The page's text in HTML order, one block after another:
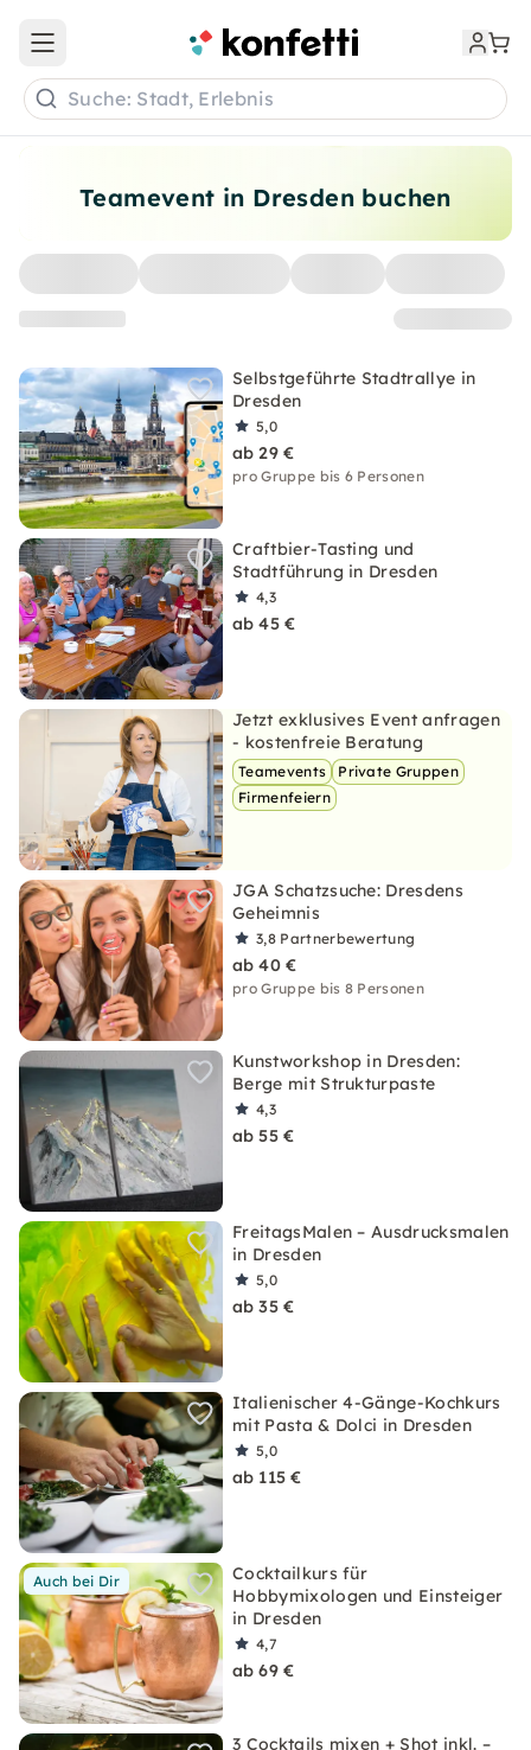
Teamevent in Dresden buchen
Selbstgeführte Stadtrallye in
Dresden
5,0
ab 29 €
pro Gruppe bis 6 Personen
Craftbier-Tasting und
Stadtführung in Dresden
4,3
ab 45 €
Jetzt exklusives Event anfragen
- kostenfreie Beratung
Teamevents
Private Gruppen
Firmenfeiern
JGA Schatzsuche: Dresdens
Geheimnis
3,8 Partnerbewertung
ab 40 €
pro Gruppe bis 8 Personen
Kunstworkshop in Dresden:
Berge mit Strukturpaste
4,3
ab 55 €
FreitagsMalen – Ausdrucksmalen
in Dresden
5,0
ab 35 €
Italienischer 4-Gänge-Kochkurs
mit Pasta & Dolci in Dresden
5,0
ab 115 €
Auch bei Dir
Cocktailkurs für
Hobbymixologen und Einsteiger
in Dresden
4,7
ab 69 €
3 Cocktails mixen + Shot inkl. –
Open main menu
Suche: Stadt, Erlebnis